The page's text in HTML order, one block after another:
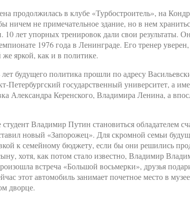
продолжилась в клубе «Турбостроитель», на
ничем не примечательное здание, но в нем
лет упорных тренировок дали свои результаты.
1976 года в Ленинграде. Его тренер
же яркой, как и в политике.
будущего политика прошли по адресу
Петербургский государственный университет, а
Александра Керенского, Владимира Ленина, а
студент Владимир Путин становиться обладателем
новый «Запорожец». Для скромной семьи
к семейному бюджету, если бы они решились
хотя, как потом стало известно, Владимир
встреча «Большой восьмерки», друзья
этот автомобиль занимает почетное место в
дворце.